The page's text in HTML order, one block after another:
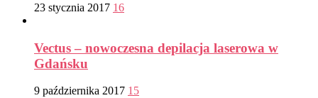
23 stycznia 2017 16
Vectus – nowoczesna depilacja laserowa w
Gdańsku
9 października 2017 15